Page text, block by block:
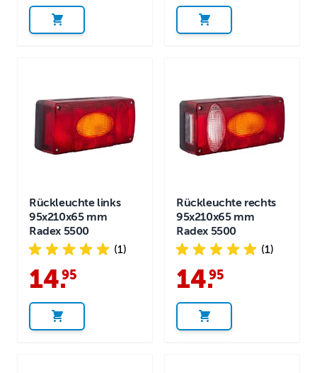
Rückleuchte links
95x210x65 mm
Radex 5500
(1)
14.
95
Rückleuchte rechts
95x210x65 mm
Radex 5500
(1)
14.
95